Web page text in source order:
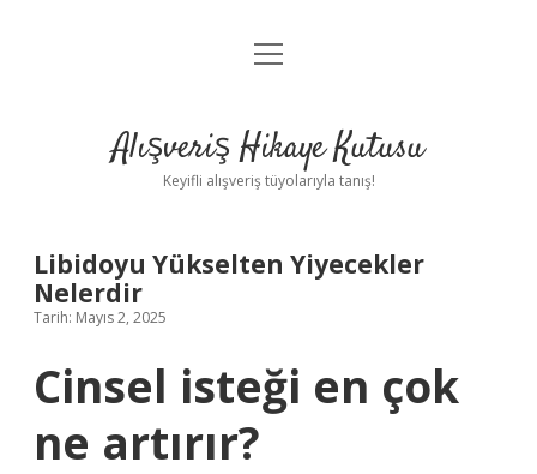
Anasayfa
Yasal Uyarı
menüyü
Alışveriş Hikaye Kutusu
Keyifli alışveriş tüyolarıyla tanış!
Libidoyu Yükselten Yiyecekler
Nelerdir
Tarih: Mayıs 2, 2025
Cinsel isteği en çok
ne artırır?